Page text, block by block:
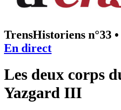
TrensHistoriens n°33 •
En direct
Les deux corps
Yazgard III